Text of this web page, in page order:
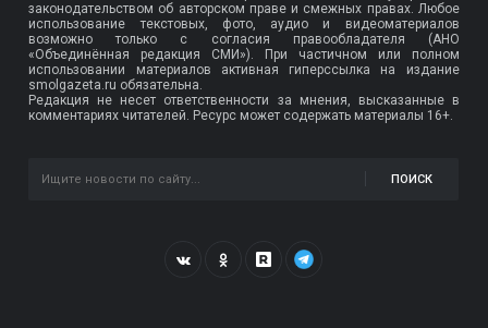
законодательством об авторском праве и смежных правах. Любое
использование текстовых, фото, аудио и видеоматериалов
возможно только с согласия правообладателя (АНО
«Объединённая редакция СМИ»). При частичном или полном
использовании материалов активная гиперссылка на издание
smolgazeta.ru обязательна.
Редакция не несет ответственности за мнения, высказанные в
комментариях читателей. Ресурс может содержать материалы 16+.
ПОИСК